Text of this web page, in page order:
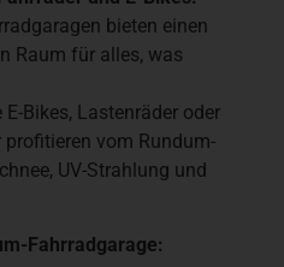
bieten einen
Raum für alles, was
Bikes, Lastenräder oder
vom Rundum-
UV-Strahlung und
Fahrradgarage: